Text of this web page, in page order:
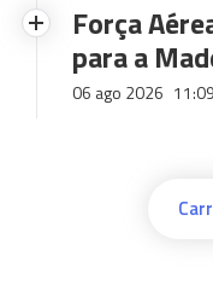
Força
para a
06 ago 2026 11:09